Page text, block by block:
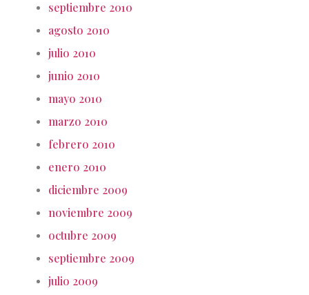
septiembre 2010
agosto 2010
julio 2010
junio 2010
mayo 2010
marzo 2010
febrero 2010
enero 2010
diciembre 2009
noviembre 2009
octubre 2009
septiembre 2009
julio 2009